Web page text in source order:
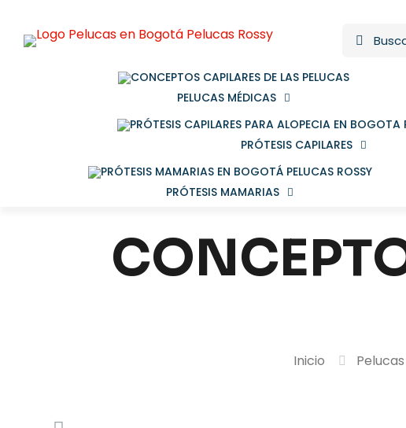
PELUCAS MÉDICAS
PRÓTESIS CAPILARES
PRÓTESIS MAMARIAS
Inicio